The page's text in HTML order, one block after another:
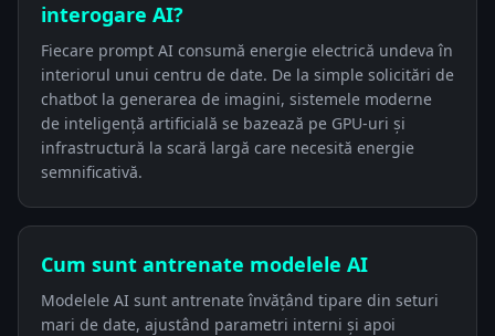
interogare AI?
Fiecare prompt AI consumă energie electrică undeva în
interiorul unui centru de date. De la simple solicitări de
chatbot la generarea de imagini, sistemele moderne
de inteligență artificială se bazează pe GPU-uri și
infrastructură la scară largă care necesită energie
semnificativă.
Cum sunt antrenate modelele AI
Modelele AI sunt antrenate învățând tipare din seturi
mari de date, ajustând parametri interni și apoi